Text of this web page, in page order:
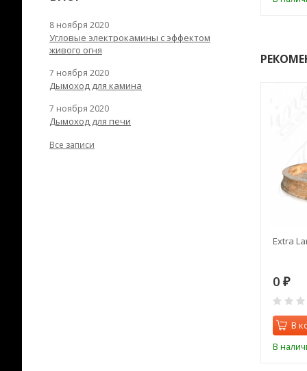
Extra
0 ₽
В
В
8 ноября 2020
Угловые электрокамины с эффектом
живого огня
7 ноября 2020
Дымоход для камина
7 ноября 2020
Дымоход для печи
Все записи